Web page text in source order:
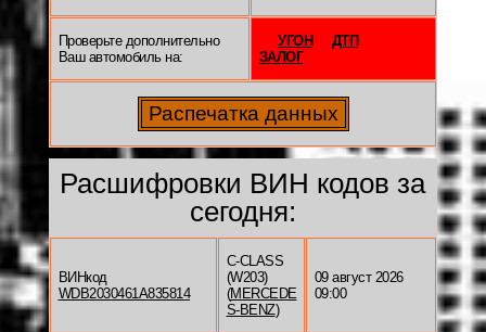
Проверьте дополнительно
Ваш автомобиль на:
УГОН
ДТП
ЗАЛОГ
Расшифровки ВИН кодов за
сегодня:
ВИНкод
WDB2030461A835814
C-CLASS
(W203)
(MERCEDE
S-BENZ)
09 август 2026
09:00